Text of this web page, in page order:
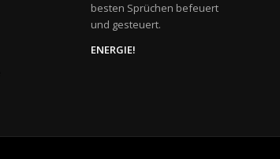
besten Sprüchen befeuert
und gesteuert.
ENERGIE!